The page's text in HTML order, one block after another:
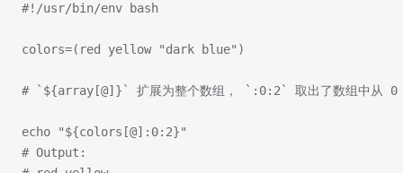
#!/usr/bin/env bash
colors=(red yellow "dark blue")
# `${array[@]}` 扩展为整个数组， `:0:2` 取出了数组中从 0
echo "${colors[@]:0:2}"
# Output: